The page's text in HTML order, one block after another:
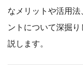
なメリットや活用
ントについて深掘
説します。